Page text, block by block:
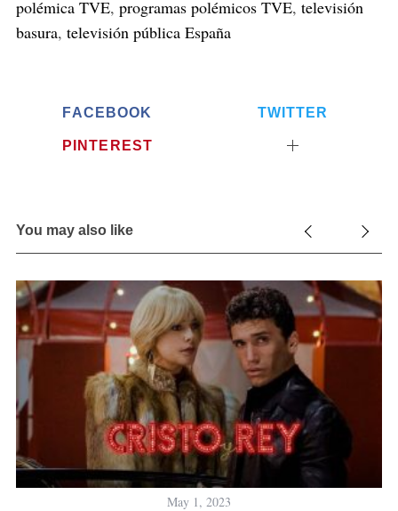
polémica TVE, programas polémicos TVE, televisión
basura, televisión pública España
FACEBOOK TWITTER
PINTEREST
You may also like
May 1, 2023